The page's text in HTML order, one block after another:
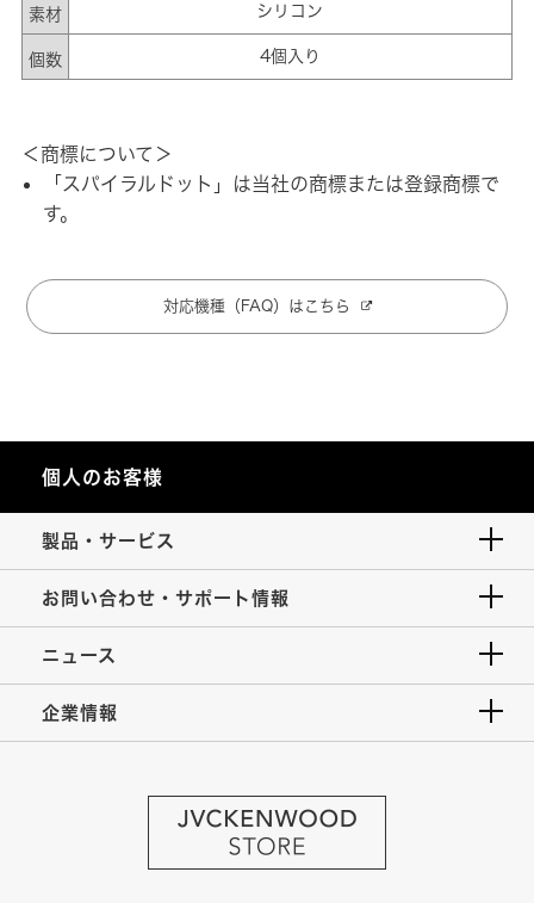
素材 シリコン
個数 4個入り
＜商標について＞
「スパイラルドット」は当社の商標または登録商標で
す。
対応機種（FAQ）はこちら
個人のお客様
製品・サービス
お問い合わせ・サポート情報
ニュース
企業情報